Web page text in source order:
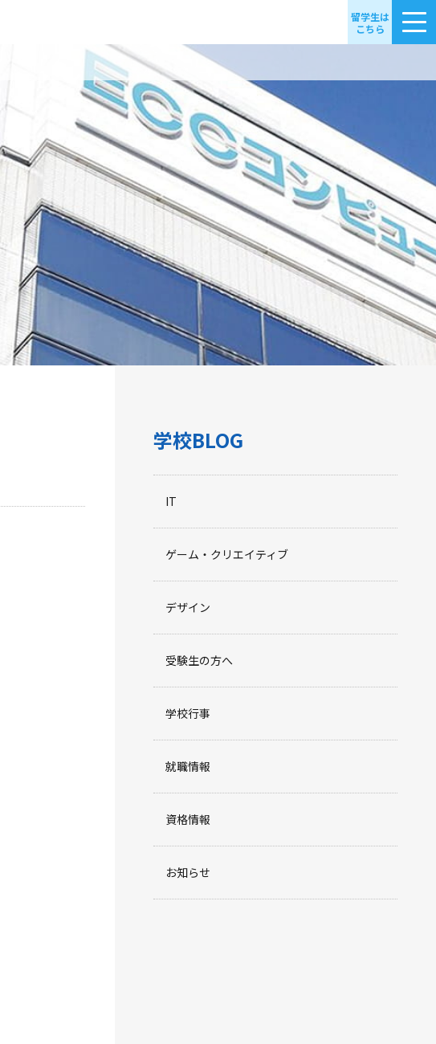
留学生は
こちら
学校BLOG
IT
ゲーム・クリエイティブ
デザイン
受験生の方へ
学校行事
就職情報
資格情報
お知らせ